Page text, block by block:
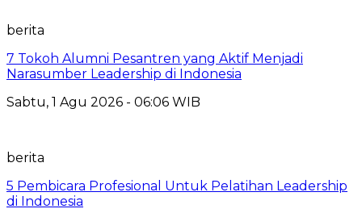
berita
7 Tokoh Alumni Pesantren yang Aktif Menjadi
Narasumber Leadership di Indonesia
Sabtu, 1 Agu 2026 - 06:06 WIB
berita
5 Pembicara Profesional Untuk Pelatihan Leadership
di Indonesia